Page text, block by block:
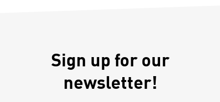
Sign up for our
newsletter!